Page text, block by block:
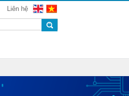
Liên hệ
CP Công nghệ
Hội viên của
Hội viên của
ty TNHH DTH